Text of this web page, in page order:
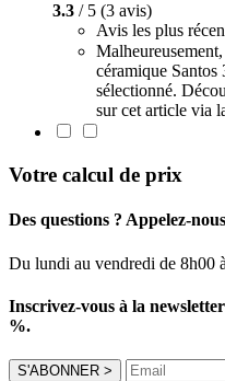
3.3 / 5 (3 avis)
Avis les plus
céramique Santos
sélectionné.
sur cet article via
Votre calcul de prix
Des questions ? Appelez-
Du lundi au vendredi de 8h00
Inscrivez-vous à la
%.
S'ABONNER >